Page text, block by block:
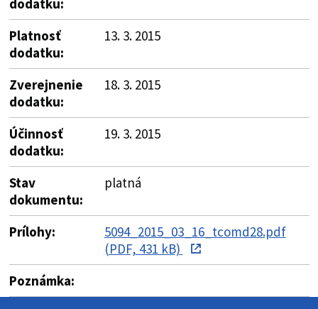
Platnosť
dodatku:
13. 3. 2015
Zverejnenie
dodatku:
18. 3. 2015
Účinnosť
dodatku:
19. 3. 2015
Stav
dokumentu:
platná
Prílohy:
5094_2015_03_16_tcomd28.pdf
(PDF, 431 kB)
Poznámka: